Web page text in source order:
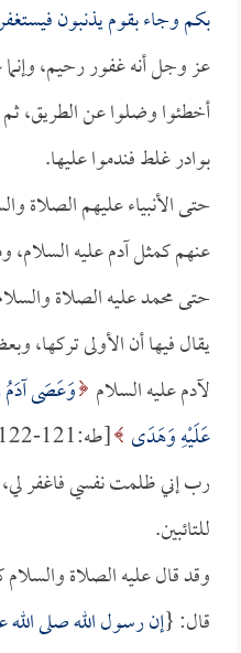
بكم وجاء بقوم يذنبون
عز وجل أنه غفور رحيم،
أخطئوا وضلوا عن الطريق، ثم
بوادر غلط فندموا عليها.
حتى الأنبياء عليهم الصلاة
عنهم كمثل آدم عليه السلام،
حتى محمد عليه الصلاة
يقال فيها أن الأولى تركها،
لآدم عليه السلام وَعَصَى
عَلَيْهِ وَهَدَى
رب إني ظلمت نفسي فاغفر لي،
للتائبين.
وقد قال عليه الصلاة
قال: {إن رسول الله صلى